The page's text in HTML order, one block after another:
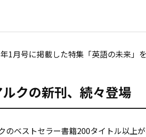
1月号に掲載した特集「英語の未来」
クの新刊、続々登場
のベストセラー書籍200タイトル以上